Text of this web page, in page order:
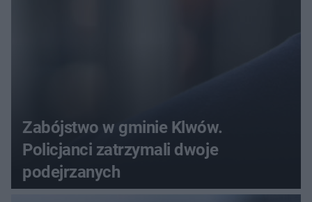
Zabójstwo w gminie Klwów.
Policjanci zatrzymali dwoje
podejrzanych